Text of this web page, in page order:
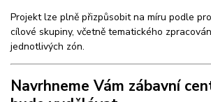
Projekt lze plně přizpůsobit na míru podle
cílové skupiny, včetně tematického
jednotlivých zón.
Navrhneme Vám zábavní